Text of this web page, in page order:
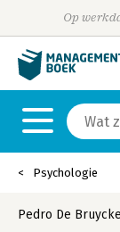
Op
Psychologie
Pedro De